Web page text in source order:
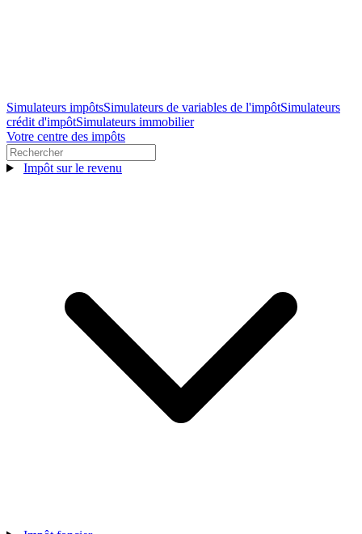
Simulateurs impôtsSimulateurs de variables de l'impôtSimulateurs
crédit d'impôtSimulateurs immobilier
Votre centre des impôts
Impôt sur le revenu